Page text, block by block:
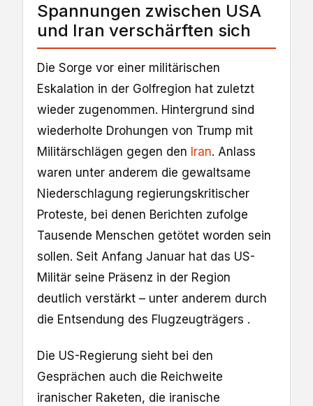
Spannungen zwischen USA
und Iran verschärften sich
Die Sorge vor einer militärischen
Eskalation in der Golfregion hat zuletzt
wieder zugenommen. Hintergrund sind
wiederholte Drohungen von Trump mit
Militärschlägen gegen den Iran. Anlass
waren unter anderem die gewaltsame
Niederschlagung regierungskritischer
Proteste, bei denen Berichten zufolge
Tausende Menschen getötet worden sein
sollen. Seit Anfang Januar hat das US-
Militär seine Präsenz in der Region
deutlich verstärkt – unter anderem durch
die Entsendung des Flugzeugträgers .
Die US-Regierung sieht bei den
Gesprächen auch die Reichweite
iranischer Raketen, die iranische